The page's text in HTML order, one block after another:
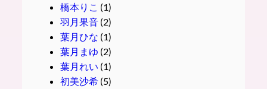
橋本りこ (1)
羽月果音(2)
葉月ひな (1)
葉月まゆ (2)
葉月れい (1)
初美沙希(5)